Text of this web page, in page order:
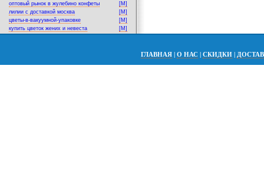
оптовый рынок в жулебино конфеты
[M]
лилии с доставкой москва
[M]
цветы-в-вакуумной-упаковке
[M]
купить цветок жених и невеста
[M]
ГЛАВНАЯ | О НАС | СКИДКИ |